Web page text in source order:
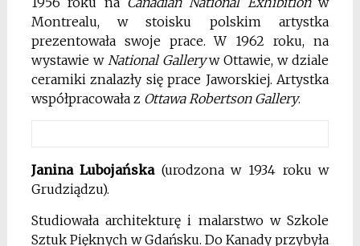
Montrealu, w stoisku polskim artystka
prezentowała swoje prace. W 1962 roku, na
wystawie w National Galleryw Ottawie, w dziale
ceramiki znalazły się prace Jaworskiej. Artystka
współpracowała z Ottawa Robertson Gallery.
Janina Lubojańska (urodzona w 1934 roku w
Grudziądzu).
Studiowała architekturę i malarstwo w Szkole
Sztuk Pięknych w Gdańsku. Do Kanady przybyła